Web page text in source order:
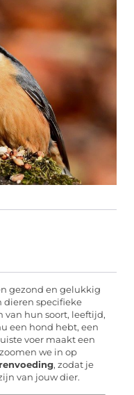
gezond en gelukkig
dieren specifieke
van hun soort, leeftijd,
een hond hebt, een
voer maakt een
we in op
, zodat je
van jouw dier.